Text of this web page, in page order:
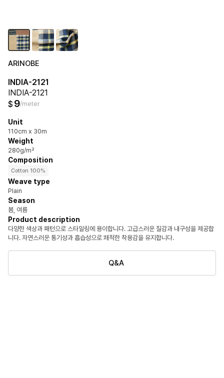
ARINOBE
INDIA-2121
INDIA-2121
$ 9/meter
Unit
110cm x 30m
Weight
280g/m²
Composition
Cotton 100%
Weave type
Plain
Season
봄, 여름
Product description
다양한 색상과 패턴으로 스타일링에 용이합니다. 고급스러운 질감과 내구성을 제공합
니다. 자연스러운 통기성과 흡습성으로 쾌적한 착용감을 유지합니다.
Q&A